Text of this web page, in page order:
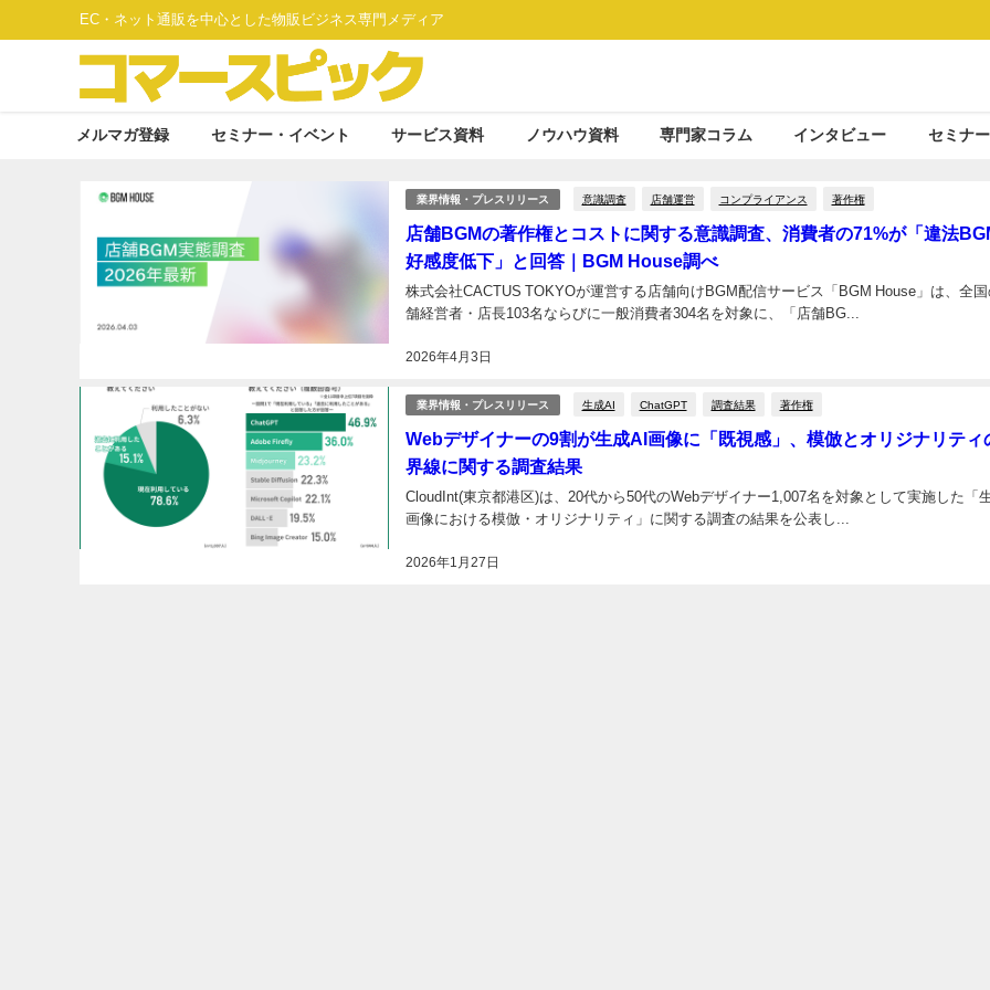
EC・ネット通販を中心とした物販ビジネス専門メディア
メルマガ登録 セミナー・イベント サービス資料 ノウハウ資料 専門家コラム インタビュー セミナ
業界情報・プレスリリース 意識調査 店舗運営 コンプライアンス 著作権
店舗BGMの著作権とコストに関する意識調査、消費者の71%が「違法
好感度低下」と回答｜BGM House調べ
2026年4月3日
株式会社CACTUS TOKYOが運営する店舗向けBGM配信サービス「BGM House」は、全国
舗経営者・店長103名ならびに一般消費者304名を対象に、「店舗BG...
業界情報・プレスリリース 生成AI ChatGPT 調査結果 著作権
Webデザイナーの9割が生成AI画像に「既視感」、模倣とオリジナリティ
界線に関する調査結果
2026年1月27日
CloudInt(東京都港区)は、20代から50代のWebデザイナー1,007名を対象として実施した「
画像における模倣・オリジナリティ」に関する調査の結果を公表し...